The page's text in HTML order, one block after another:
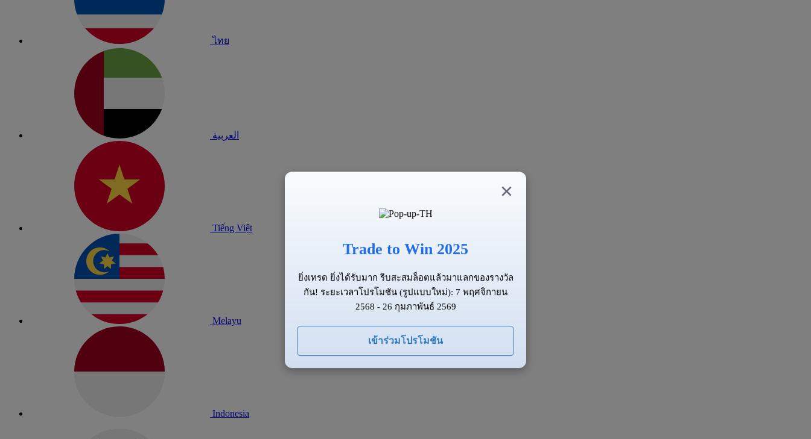
ไทย
العربية
Tiếng Việt
Melayu
Indonesia
×
Trade to Win 2025
ยิ่งเทรด ยิ่งได้รับมาก รีบสะสมล็อตแล้วมาแลกของรางวัล
กัน! ระยะเวลาโปรโมชัน (รูปแบบใหม่): 7 พฤศจิกายน
2568 - 26 กุมภาพันธ์ 2569
เข้าร่วมโปรโมชัน